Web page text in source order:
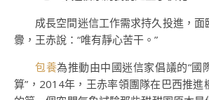
成長空間迷信工作需求持久投進，
釁，王赤說：“唯有靜心苦干。”
包養為推動由中國迷信家倡議的“國
算”，2014年，王赤率領團隊在巴西推進